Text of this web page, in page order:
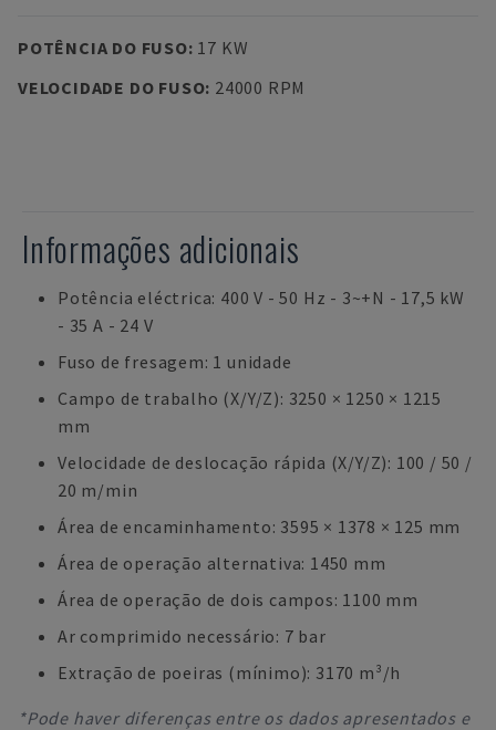
POTÊNCIA DO FUSO: 17 KW
VELOCIDADE DO FUSO: 24000 RPM
Informações adicionais
Potência eléctrica: 400 V - 50 Hz - 3~+N - 17,5 kW
- 35 A - 24 V
Fuso de fresagem: 1 unidade
Campo de trabalho (X/Y/Z): 3250 × 1250 × 1215
mm
Velocidade de deslocação rápida (X/Y/Z): 100 / 50 /
20 m/min
Área de encaminhamento: 3595 × 1378 × 125 mm
Área de operação alternativa: 1450 mm
Área de operação de dois campos: 1100 mm
Ar comprimido necessário: 7 bar
Extração de poeiras (mínimo): 3170 m³/h
*Pode haver diferenças entre os dados apresentados e